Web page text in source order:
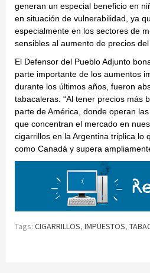
generan un especial beneficio en
en situación de vulnerabilidad, ya
especialmente en los sectores de
sensibles al aumento de precios del
El Defensor del Pueblo Adjunto
parte importante de los aumentos
durante los últimos años, fueron
tabacaleras. “Al tener precios más
parte de América, donde operan
que concentran el mercado en
cigarrillos en la Argentina triplica lo
como Canadá y supera
Tags: CIGARRILLOS, IMPUESTOS,